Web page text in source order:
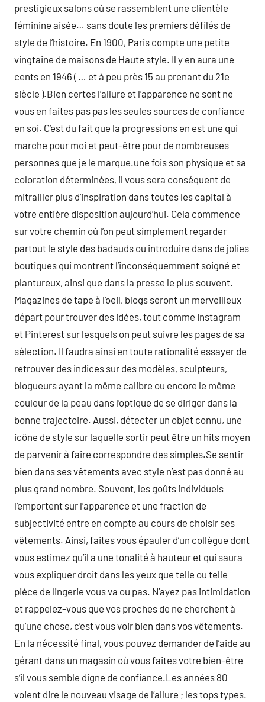
prestigieux salons où se rassemblent une clientèle
féminine aisée… sans doute les premiers défilés de
style de l’histoire. En 1900, Paris compte une petite
vingtaine de maisons de Haute style. Il y en aura une
cents en 1946 ( … et à peu près 15 au prenant du 21e
siècle ).Bien certes l’allure et l’apparence ne sont ne
vous en faites pas pas les seules sources de confiance
en soi. C’est du fait que la progressions en est une qui
marche pour moi et peut-être pour de nombreuses
personnes que je le marque.une fois son physique et sa
coloration déterminées, il vous sera conséquent de
mitrailler plus d’inspiration dans toutes les capital à
votre entière disposition aujourd’hui. Cela commence
sur votre chemin où l’on peut simplement regarder
partout le style des badauds ou introduire dans de jolies
boutiques qui montrent l’inconséquemment soigné et
plantureux, ainsi que dans la presse le plus souvent.
Magazines de tape à l’oeil, blogs seront un merveilleux
départ pour trouver des idées, tout comme Instagram
et Pinterest sur lesquels on peut suivre les pages de sa
sélection. Il faudra ainsi en toute rationalité essayer de
retrouver des indices sur des modèles, sculpteurs,
blogueurs ayant la même calibre ou encore le même
couleur de la peau dans l’optique de se diriger dans la
bonne trajectoire. Aussi, détecter un objet connu, une
icône de style sur laquelle sortir peut être un hits moyen
de parvenir à faire correspondre des simples.Se sentir
bien dans ses vêtements avec style n’est pas donné au
plus grand nombre. Souvent, les goûts individuels
l’emportent sur l’apparence et une fraction de
subjectivité entre en compte au cours de choisir ses
vêtements. Ainsi, faites vous épauler d’un collègue dont
vous estimez qu’il a une tonalité à hauteur et qui saura
vous expliquer droit dans les yeux que telle ou telle
pièce de lingerie vous va ou pas. N’ayez pas intimidation
et rappelez-vous que vos proches de ne cherchent à
qu’une chose, c’est vous voir bien dans vos vêtements.
En la nécessité final, vous pouvez demander de l’aide au
gérant dans un magasin où vous faites votre bien-être
s’il vous semble digne de confiance.Les années 80
voient dire le nouveau visage de l’allure ; les tops types.